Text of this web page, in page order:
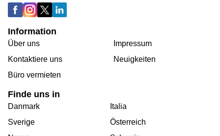
Information
Über uns
Kontaktiere uns
Büro vermieten
Impressum
Neuigkeiten
Finde uns in
Danmark
Sverige
Italia
Österreich